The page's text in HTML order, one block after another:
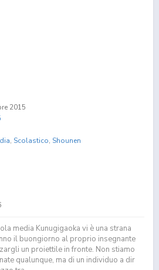
2015
, Scolastico, Shounen
media Kunugigaoka vi è una strana
il buongiorno al proprio insegnante
un proiettile in fronte. Non stiamo
qualunque, ma di un individuo a dir